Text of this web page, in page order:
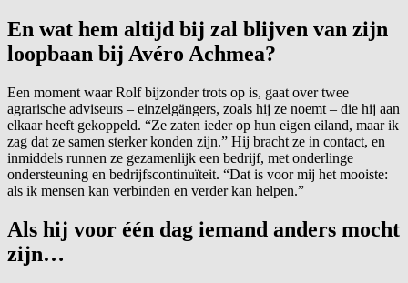
En wat hem altijd bij zal blijven van zijn
loopbaan bij Avéro Achmea?
Een moment waar Rolf bijzonder trots op is, gaat over twee
agrarische adviseurs – einzelgängers, zoals hij ze noemt – die hij aan
elkaar heeft gekoppeld. “Ze zaten ieder op hun eigen eiland, maar ik
zag dat ze samen sterker konden zijn.” Hij bracht ze in contact, en
inmiddels runnen ze gezamenlijk een bedrijf, met onderlinge
ondersteuning en bedrijfscontinuïteit. “Dat is voor mij het mooiste:
als ik mensen kan verbinden en verder kan helpen.”
Als hij voor één dag iemand anders mocht
zijn…